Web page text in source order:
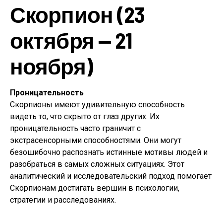
Скорпион (23
октября — 21
ноября)
Проницательность
Скорпионы имеют удивительную способность
видеть то, что скрыто от глаз других. Их
проницательность часто граничит с
экстрасенсорными способностями. Они могут
безошибочно распознать истинные мотивы людей и
разобраться в самых сложных ситуациях. Этот
аналитический и исследовательский подход помогает
Скорпионам достигать вершин в психологии,
стратегии и расследованиях.